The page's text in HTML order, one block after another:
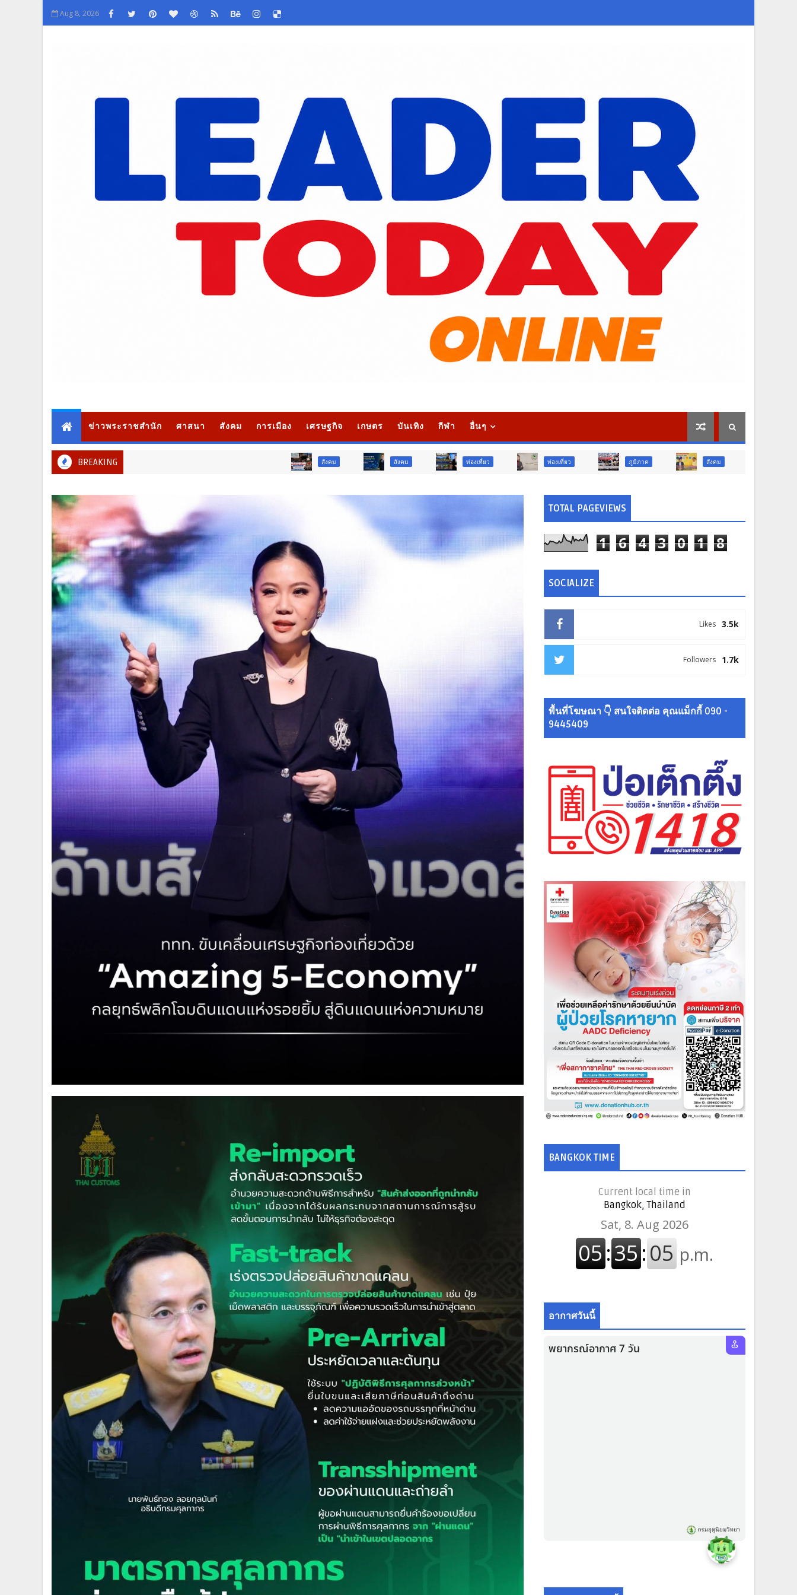
Aug 8, 2026
ข่าวพระราชสำนัก ศาสนา สังคม การเมือง เศรษฐกิจ เกษตร บันเทิง กีฬา อื่นๆ
BREAKING
TOTAL PAGEVIEWS
1 6 4 3 0 1 8
SOCIALIZE
3.5k
Likes
1.7k
Followers
พื้นที่โฆษณา 👇 สนใจติดต่อ คุณแม็กกี้ 090 -
9445409
BANGKOK TIME
Current local time in
Bangkok, Thailand
อากาศวันนี้